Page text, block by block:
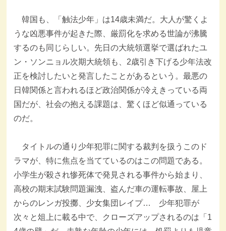
韓国も、「触法少年」は14歳未満だ。大人が驚くよ
うな凶悪事件が起きた際、厳罰化を求める世論が沸騰
するのも同じらしい。先日の大統領選挙で選ばれたユ
ン・ソンニョル次期大統領も、2歳引き下げる少年法改
正を検討したいと発言したことがあるという。最悪の
日韓関係と言われるほど政治関係が冷えきっている両
国だが、社会の抱える課題は、驚くほど似通っている
のだ。
タイトルの通り少年犯罪に関する裁判を扱うこのド
ラマが、特に焦点を当てているのはこの問題である。
小学生が殺され惨死体で発見される事件から始まり、
高校の期末試験問題漏洩、盗んだ車の運転事故、屋上
からのレンガ投擲、少女集団レイプ… 少年犯罪が
次々と俎上に載る中で、クローズアップされるのは「1